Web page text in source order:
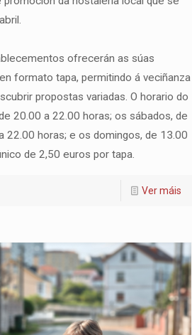
ofrecerán as súas
formato tapa, permitindo á veciñanza
propostas variadas. O horario do
20.00 a 22.00 horas; os sábados, de
22.00 horas; e os domingos, de 13.00
de 2,50 euros por tapa.
Ver máis